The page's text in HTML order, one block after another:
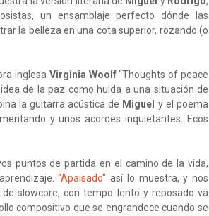
un ensamblaje perfecto dónde las
la belleza en una cota superior, rozando (o
inglesa Virginia Woolf"Thoughts of peace
de la paz como huida a una situación de
la guitarra acústica de Miguel y el poema
y unos acordes inquietantes. Ecos
puntos de partida en el camino de la vida,
"Apaisado" así lo muestra, y nos
slowcore, con tempo lento y reposado va
compositivo que se engrandece cuando se